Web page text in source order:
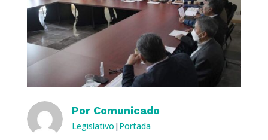
Por Comunicado
Legislativo | Portada